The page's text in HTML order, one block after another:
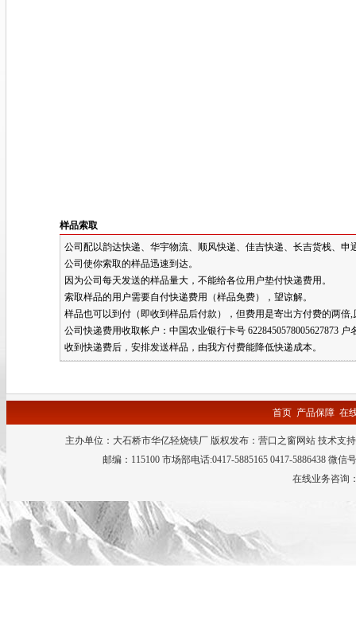
样品索取
公司配以韵达快递、华宇物流、顺风快递、佳吉快递、长吉货栈、
公司使你索取的样品迅速到达。
因为公司每天发送的样品量大，不能给各位用户垫付快递费用。
索取样品的用户需要自付快递费用（样品免费），望谅解。
样品也可以到付（即收到样品后付款），但费用是寄出方付费的两倍
公司快递费用收取帐户：中国农业银行卡号 6228450578005627873 户
收到快递费后，安排发送样品，由我方付费能降低快递成本。
首页 产品保障 在
主办单位：大石桥市华亿轻烧镁厂 版权发布： 营口之窗网站 技术支
邮编：115100 市场部电话:0417-5885165 0417-5886438 微
在线业务咨询